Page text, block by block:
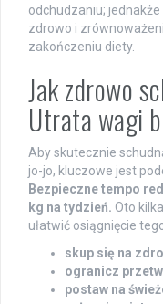
odchudzaniu;
zdrowo i
zakończeniu diety.
Jak zdrowo
Utrata wagi
Aby skutecznie
jo-jo, kluczowe jest
Bezpieczne tempo
kg na tydzień. Oto
ułatwić osiągnięcie
skup się na
ogranicz
postaw na